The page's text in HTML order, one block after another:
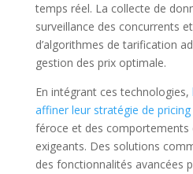
temps réel. La collecte de
surveillance des concurrents
d’algorithmes de tarification
gestion des prix optimale.
En intégrant ces technologies,
affiner leur stratégie de pricing
féroce et des comportements
exigeants. Des solutions
des fonctionnalités avancées